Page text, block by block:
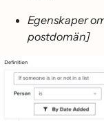
Egenskaper
postdomän]